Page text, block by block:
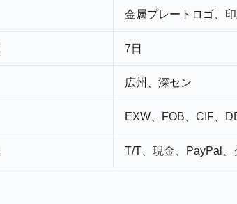
金属プレートロゴ、
7日
広州、深セン
EXW、FOB、CIF、
T/T、現金、PayPal、